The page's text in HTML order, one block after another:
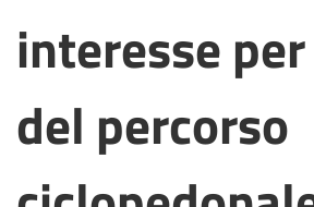
interesse
del percorso